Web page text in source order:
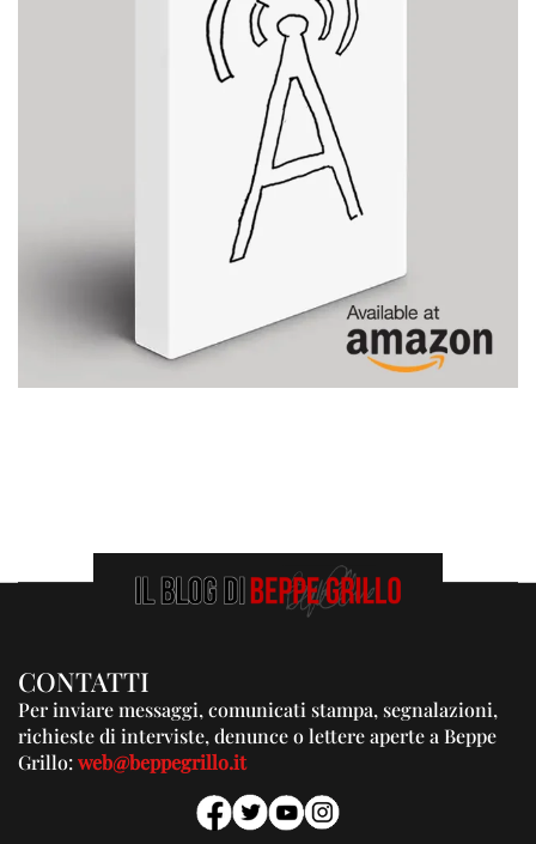
CONTATTI
Per inviare messaggi, comunicati stampa, segnalazioni,
richieste di interviste, denunce o lettere aperte a Beppe
Grillo:web@beppegrillo.it